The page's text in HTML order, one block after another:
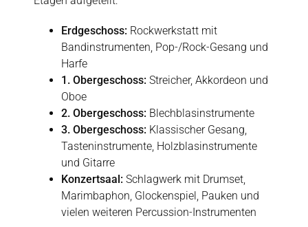
Erdgeschoss: Rockwerkstatt mit
Bandinstrumenten, Pop-/Rock-Gesang und
Harfe
1. Obergeschoss: Streicher, Akkordeon und
Oboe
2. Obergeschoss: Blechblasinstrumente
3. Obergeschoss: Klassischer Gesang,
Tasteninstrumente, Holzblasinstrumente
und Gitarre
Konzertsaal: Schlagwerk mit Drumset,
Marimbaphon, Glockenspiel, Pauken und
vielen weiteren Percussion-Instrumenten